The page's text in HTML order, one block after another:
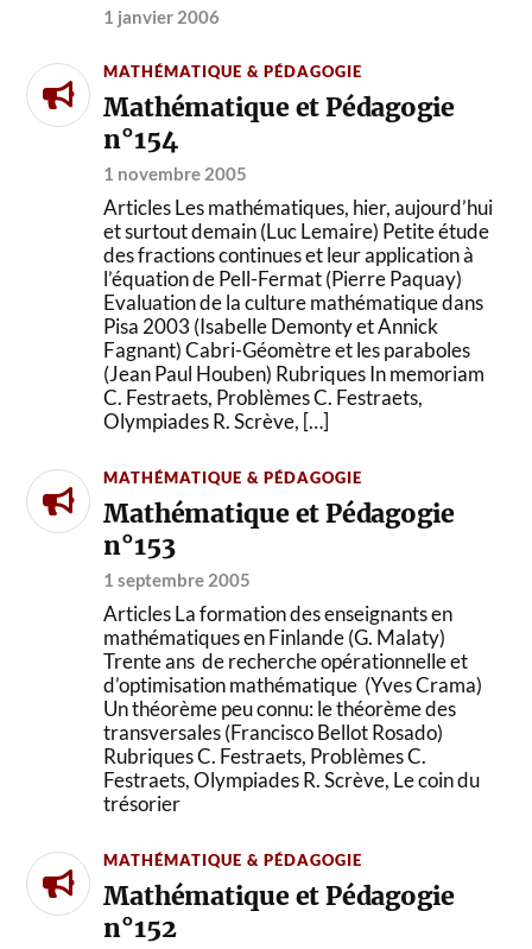
1 janvier 2006
MATHÉMATIQUE & PÉDAGOGIE
Mathématique et Pédagogie
n°154
1 novembre 2005
Articles Les mathématiques, hier, aujourd’hui
et surtout demain (Luc Lemaire) Petite étude
des fractions continues et leur application à
l’équation de Pell-Fermat (Pierre Paquay)
Evaluation de la culture mathématique dans
Pisa 2003 (Isabelle Demonty et Annick
Fagnant) Cabri-Géomètre et les paraboles
(Jean Paul Houben) Rubriques In memoriam
C. Festraets, Problèmes C. Festraets,
Olympiades R. Scrève, […]
MATHÉMATIQUE & PÉDAGOGIE
Mathématique et Pédagogie
n°153
1 septembre 2005
Articles La formation des enseignants en
mathématiques en Finlande (G. Malaty)
Trente ans de recherche opérationnelle et
d’optimisation mathématique (Yves Crama)
Un théorème peu connu: le théorème des
transversales (Francisco Bellot Rosado)
Rubriques C. Festraets, Problèmes C.
Festraets, Olympiades R. Scrève, Le coin du
trésorier
MATHÉMATIQUE & PÉDAGOGIE
Mathématique et Pédagogie
n°152